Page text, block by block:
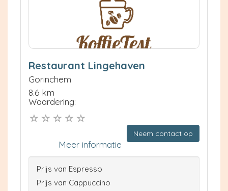
Restaurant Lingehaven
Gorinchem
8.6 km
Waardering:
Neem contact op
Meer informatie
Prijs van Espresso
Prijs van Cappuccino